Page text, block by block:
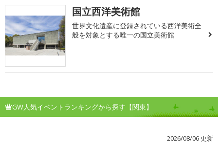
国立西洋美術館
世界文化遺産に登録されている西洋美術全
般を対象とする唯一の国立美術館
GW人気イベントランキングから探す【関東】
2026/08/06 更新